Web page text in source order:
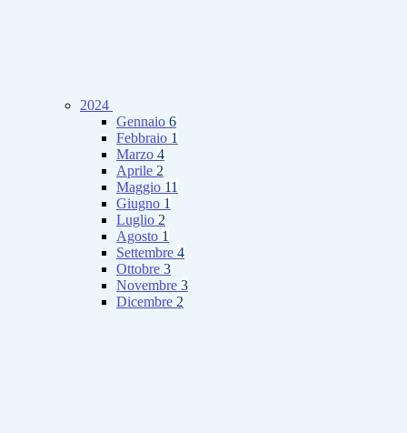
2024
Gennaio 6
Febbraio 1
Marzo 4
Aprile 2
Maggio 11
Giugno 1
Luglio 2
Agosto 1
Settembre 4
Ottobre 3
Novembre 3
Dicembre 2